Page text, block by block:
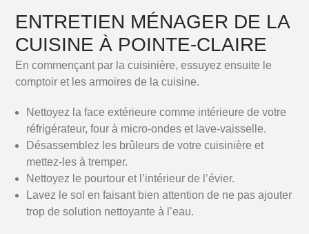
ENTRETIEN MÉNAGER DE LA
CUISINE À POINTE-CLAIRE
En commençant par la cuisinière, essuyez ensuite le
comptoir et les armoires de la cuisine.
Nettoyez la face extérieure comme intérieure de votre
réfrigérateur, four à micro-ondes et lave-vaisselle.
Désassemblez les brûleurs de votre cuisinière et
mettez-les à tremper.
Nettoyez le pourtour et l’intérieur de l’évier.
Lavez le sol en faisant bien attention de ne pas ajouter
trop de solution nettoyante à l’eau.